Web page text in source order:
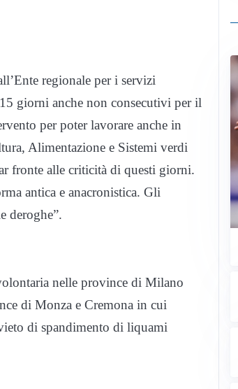
regionale per i servizi
giorni anche non consecutivi per il
per poter lavorare anche in
Alimentazione e Sistemi verdi
fronte alle criticità di questi giorni.
antica e anacronistica. Gli
deroghe”.
nelle province di Milano
di Monza e Cremona in cui
di spandimento di liquami